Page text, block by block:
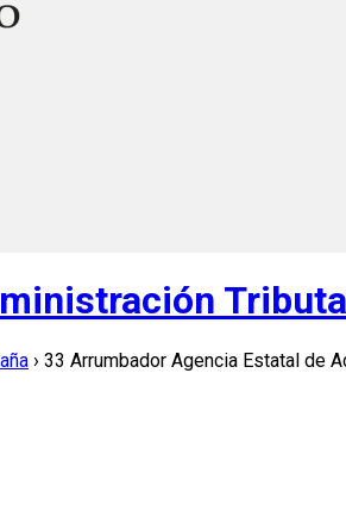
› 33 Arrumbador Agencia Estatal de